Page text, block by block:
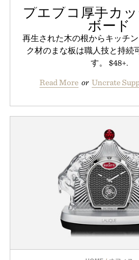
プエブコ厚手カ
ボード
再生された木の根からキッチ
ク材のまな板は職人技と持続
す。 $48+.
Read More or Uncrate